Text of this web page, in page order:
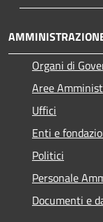
Organi di
Aree
Uffici
Enti e
Politici
Personale
Documenti e